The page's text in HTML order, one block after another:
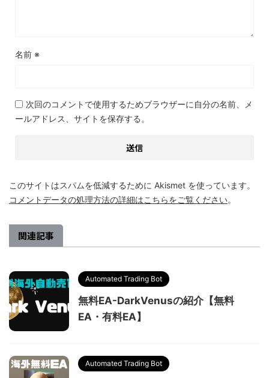
名前 ※
次回のコメントで使用するためブラウザーに自分の名前、メ
ールアドレス、サイトを保存する。
このサイトはスパムを低減するために Akismet を使っています。
コメントデータの処理方法の詳細はこちらをご覧ください。
関連記事
Automated Trading Bot
無料EA-DarkVenusの紹介【無料
EA・有料EA】
Automated Trading Bot